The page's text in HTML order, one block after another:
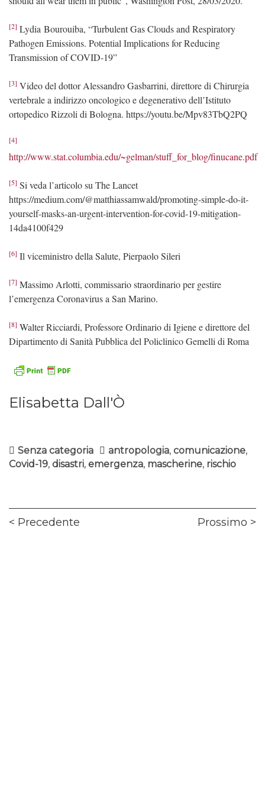
[2] Lydia Bourouiba, “Turbulent Gas Clouds and Respiratory
Pathogen Emissions. Potential Implications for Reducing
Transmission of COVID-19”
[3] Video del dottor Alessandro Gasbarrini, direttore di Chirurgia
vertebrale a indirizzo oncologico e degenerativo dell’Istituto
ortopedico Rizzoli di Bologna. https://youtu.be/Mpv83TbQ2PQ
[4]
http://www.stat.columbia.edu/~gelman/stuff_for_blog/finucane.pdf
[5] Si veda l’articolo su The Lancet
https://medium.com/@matthiassamwald/promoting-simple-do-it-
yourself-masks-an-urgent-intervention-for-covid-19-mitigation-
14da4100f429
[6] Il viceministro della Salute, Pierpaolo Sileri
[7] Massimo Arlotti, commissario straordinario per gestire
l’emergenza Coronavirus a San Marino.
[8] Walter Ricciardi, Professore Ordinario di Igiene e direttore del
Dipartimento di Sanità Pubblica del Policlinico Gemelli di Roma
Elisabetta Dall'Ò
Senza categoria antropologia, comunicazione,
Covid-19, disastri, emergenza, mascherine, rischio
Navigazione
Precedente Prossimo